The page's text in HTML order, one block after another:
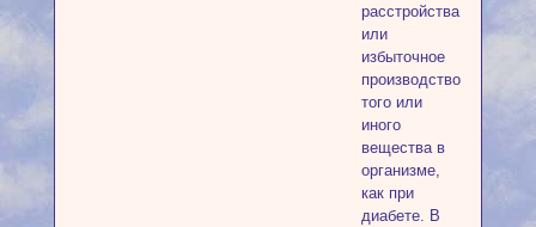
расстройства
или
избыточное
производство
того или
иного
вещества в
организме,
как при
диабете. В